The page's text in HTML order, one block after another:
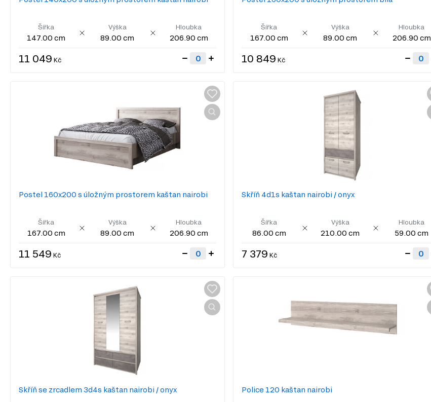
Šířka
147.00 cm
Výška
89.00 cm
Hloubka
206.90 cm
11 049 Kč
Šířka
167.00 cm
Výška
89.00 cm
Hloubka
206.90 cm
10 849 Kč
Postel 160x200 s úložným prostorem kaštan nairobi
Šířka
167.00 cm
Výška
89.00 cm
Hloubka
206.90 cm
11 549 Kč
Skříň 4d1s kaštan nairobi / onyx
Šířka
86.00 cm
Výška
210.00 cm
Hloubka
59.00 cm
7 379 Kč
Skříň se zrcadlem 3d4s kaštan nairobi / onyx Police 120 kaštan nairobi